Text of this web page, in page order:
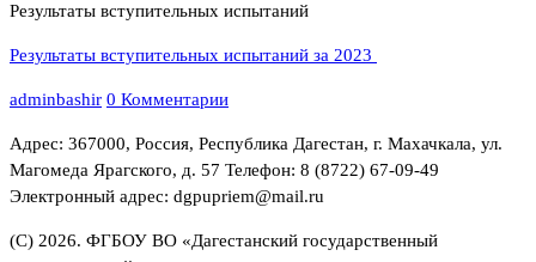
Результаты вступительных испытаний
Результаты вступительных испытаний за 2023
adminbashir 0 Комментарии
Адрес: 367000, Россия, Республика Дагестан, г. Махачкала, ул.
Магомеда Ярагского, д. 57 Телефон: 8 (8722) 67-09-49
Электронный адрес: dgpupriem@mail.ru
(С) 2026. ФГБОУ ВО «Дагестанский государственный